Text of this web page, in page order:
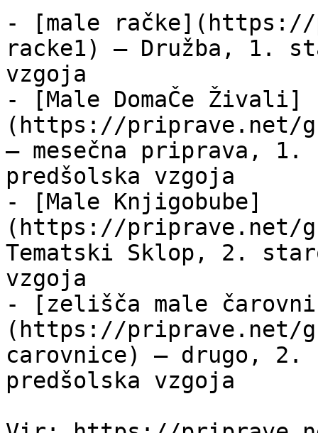
- [male račke](https://
racke1) — Družba, 1.
vzgoja
- [Male DomaČe Živali]
(https://priprave.net/
— mesečna priprava, 1.
predšolska vzgoja
- [Male Knjigobube]
(https://priprave.net/
Tematski Sklop, 2.
vzgoja
- [zelišča male
(https://priprave.net/
carovnice) — drugo, 2.
predšolska vzgoja